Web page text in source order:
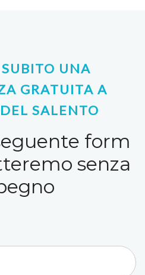
UNA
GRATUITA A
SALENTO
form
senza